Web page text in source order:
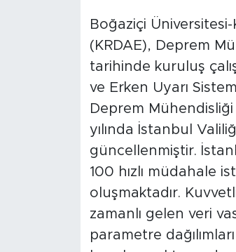
Boğaziçi
(KRDAE), Deprem
tarihinde kuruluş
ve Erken Uyarı
Deprem Mühendisliği
yılında İstanbul
güncellenmiştir.
100 hızlı müdahale
oluşmaktadır.
zamanlı gelen veri
parametre